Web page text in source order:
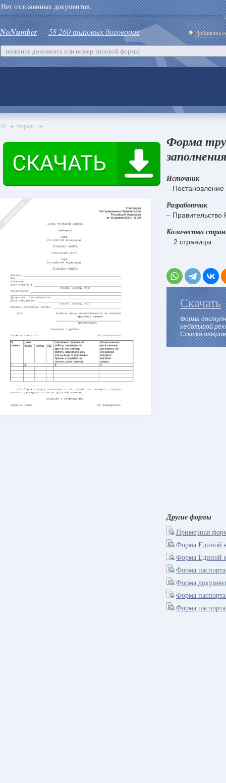
Нет отложенных документов.
NoNumber—58 260 типовых договоров Добавить
№ Формы
Форма
Источник
–
Разработчик
–
Количество
2 страницы
Скачать
Форма
небольшой
Ссылка
Другие формы
Примерная
Форма Единой
Форма Единой
Форма
Форма
Форма
Форма